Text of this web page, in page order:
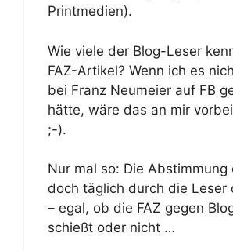
Printmedien).
Wie viele der Blog-Leser
FAZ-Artikel? Wenn ich es
bei Franz Neumeier auf FB
hätte, wäre das an mir
;-).
Nur mal so: Die Abstimmung
doch täglich durch die Leser
– egal, ob die FAZ gegen
schießt oder nicht …